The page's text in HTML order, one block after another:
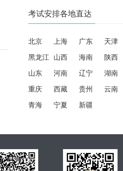
考试安排各地直达
北京 上海 广东 天津
黑龙江 山西 海南 陕西
山东 河南 辽宁 湖南
重庆 西藏 贵州 云南
青海 宁夏 新疆